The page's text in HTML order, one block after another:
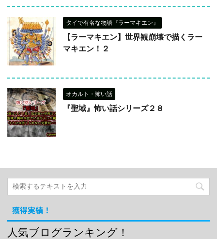
タイで有名な物語『ラーマキエン』
【ラーマキエン】世界観崩壊で描くラー
マキエン！２
オカルト・怖い話
『聖域』怖い話シリーズ２８
獲得実績！
人気ブログランキング！